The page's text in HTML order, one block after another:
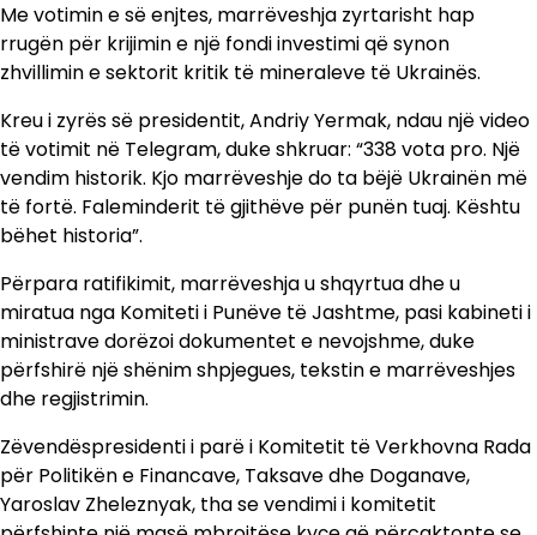
Me votimin e së enjtes, marrëveshja zyrtarisht hap
rrugën për krijimin e një fondi investimi që synon
zhvillimin e sektorit kritik të mineraleve të Ukrainës.
Kreu i zyrës së presidentit, Andriy Yermak, ndau një video
të votimit në Telegram, duke shkruar: “338 vota pro. Një
vendim historik. Kjo marrëveshje do ta bëjë Ukrainën më
të fortë. Faleminderit të gjithëve për punën tuaj. Kështu
bëhet historia”.
Përpara ratifikimit, marrëveshja u shqyrtua dhe u
miratua nga Komiteti i Punëve të Jashtme, pasi kabineti i
ministrave dorëzoi dokumentet e nevojshme, duke
përfshirë një shënim shpjegues, tekstin e marrëveshjes
dhe regjistrimin.
Zëvendëspresidenti i parë i Komitetit të Verkhovna Rada
për Politikën e Financave, Taksave dhe Doganave,
Yaroslav Zheleznyak, tha se vendimi i komitetit